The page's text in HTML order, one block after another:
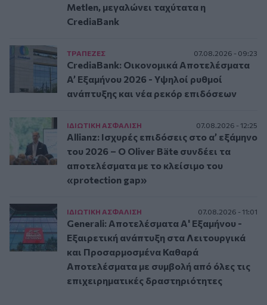
Metlen, μεγαλώνει ταχύτατα η
CrediaBank
ΤΡAΠΕΖΕΣ 07.08.2026 - 09:23
CrediaBank: Οικονομικά Αποτελέσματα
A’ Εξαμήνου 2026 - Υψηλοί ρυθμοί
ανάπτυξης και νέα ρεκόρ επιδόσεων
ΙΔΙΩΤΙΚΗ ΑΣΦAΛΙΣΗ 07.08.2026 - 12:25
Allianz: Ισχυρές επιδόσεις στο α’ εξάμηνο
του 2026 – Ο Oliver Bäte συνδέει τα
αποτελέσματα με το κλείσιμο του
«protection gap»
ΙΔΙΩΤΙΚΗ ΑΣΦAΛΙΣΗ 07.08.2026 - 11:01
Generali: Αποτελέσματα Α' Εξαμήνου -
Εξαιρετική ανάπτυξη στα Λειτουργικά
και Προσαρμοσμένα Καθαρά
Αποτελέσματα με συμβολή από όλες τις
επιχειρηματικές δραστηριότητες